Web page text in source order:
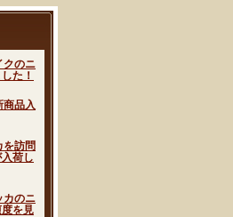
のニ
た！
品入
訪問
荷し
のニ
を見